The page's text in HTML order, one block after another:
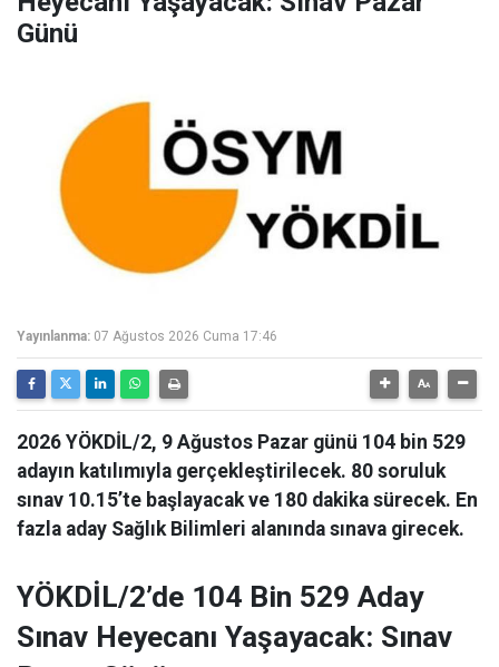
Günü
Yayınlanma: 07 Ağustos 2026 Cuma 17:46
2026 YÖKDİL/2, 9 Ağustos Pazar günü 104 bin 529
adayın katılımıyla gerçekleştirilecek. 80 soruluk
sınav 10.15’te başlayacak ve 180 dakika sürecek. En
fazla aday Sağlık Bilimleri alanında sınava girecek.
YÖKDİL/2’de 104 Bin 529 Aday
Sınav Heyecanı Yaşayacak: Sınav